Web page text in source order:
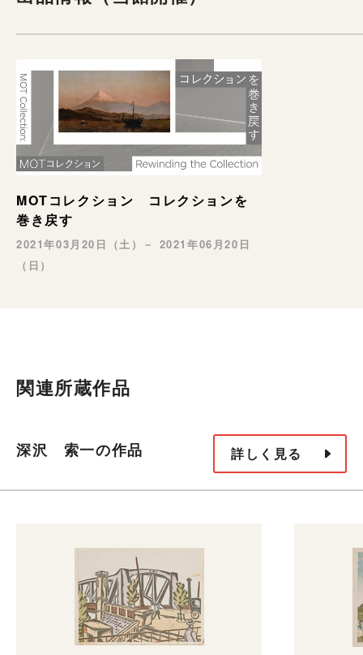
MOTコレクション コレクションを
巻き戻す
2021年03月20日（土）－ 2021年06月20日
（日）
関連所蔵作品
深沢 索一の作品 詳しく見る